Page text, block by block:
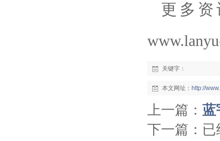
更多
关键字：
本文网址： http://
上一篇： 蓝
下一篇：